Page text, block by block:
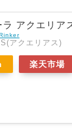
ラ アクエリ
アクエリアス)
楽天市場